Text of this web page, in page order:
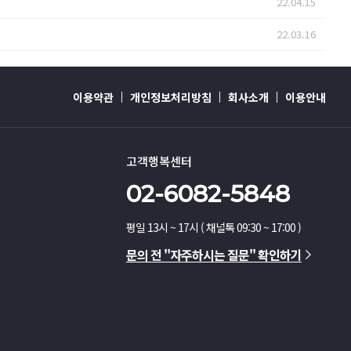
22.03.16
이용약관 개인정보처리방침 회사소개 이용안내
고객행복센터
02-6082-5848
평일 13시 ~ 17시 ( 채널톡 09:30 ~ 17:00 )
문의 전 "자주하시는 질문" 확인하기